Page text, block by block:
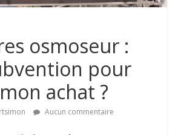
osmoseur :
pour
achat ?
Aucun commentaire